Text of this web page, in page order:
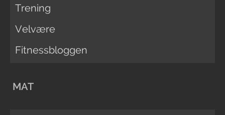
Trening
Velvære
Fitnessbloggen
MAT